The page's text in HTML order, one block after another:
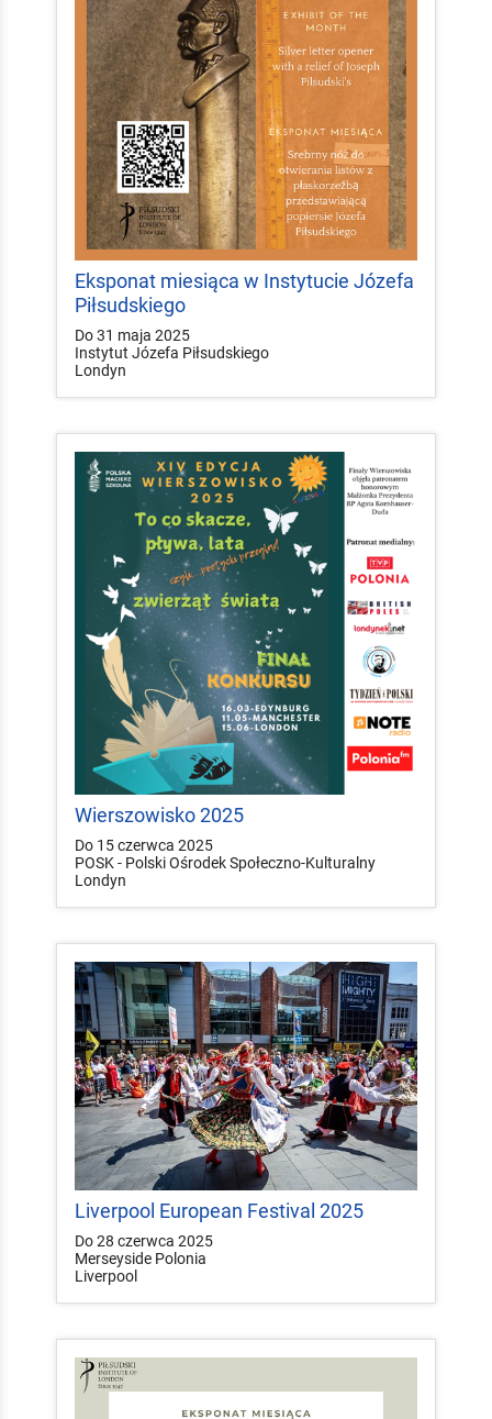
Eksponat miesiąca w Instytucie Józefa
Piłsudskiego
Do 31 maja 2025
Instytut Józefa Piłsudskiego
Londyn
Wierszowisko 2025
Do 15 czerwca 2025
POSK - Polski Ośrodek Społeczno-Kulturalny
Londyn
Liverpool European Festival 2025
Do 28 czerwca 2025
Merseyside Polonia
Liverpool